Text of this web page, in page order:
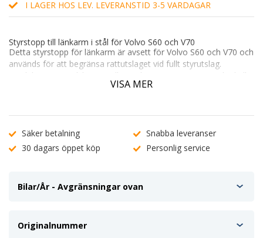
I LAGER HOS LEV. LEVERANSTID 3-5 VARDAGAR
Styrstopp till länkarm i stål för Volvo S60 och V70
Detta styrstopp för länkarm är avsett för Volvo S60 och V70 och
används för att begränsa rattutslaget vid fullt styrutslag.
Produkten är särskilt användbar vid montering av
större hjul eller
, där det annars finns risk att däcken tar i
minskar styrstoppet risken för skador och oönskat slitage.
Utförandet är anpassat för
däckstorlekar 235/45 och 225/45
Eventuella fästdetaljer återanvänds från befintlig montering eller
köps separat vid behov.
VISA MER
Säker betalning
Snabba leveranser
30 dagars öppet köp
Personlig service
Bilar/År - Avgränsningar ovan
Originalnummer